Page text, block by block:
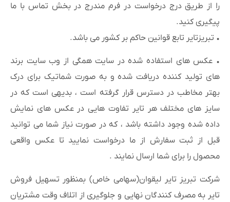
را از طریق درج درخواست در فرم مندرج در بخش تماس با ما
پیگیری کنید.
• تبریزتایر تابع قوانین حاکم بر کشور می باشد.
• عکس های استفاده شده در سایت همگی از وب سایت برند
های تولید کننده دریافت شده و به صورت شماتیک برای درک
بهتر مخاطب در دسترس قرار گرفته است ، بدیهی است که در
سایز های مختلف هر تایر تفاوت هایی در عکس های نمایش‌
داده شده وجود داشته باشد ، که در صورت نیاز شما می توانید
قبل از ثبت سفارش از ما درخواست نمایید تا عکس واقعی
محصول را برای شما ارسال‌ نمایند .
شرکت تبریز تایر لیقوان(سهامی خاص) بمنظور تسهیل فروش
تایر به مصرف کنندگان نهایی و جلوگیری از اتلاف وقت مشتریان